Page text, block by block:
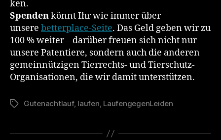
ken.
Spendenkönnt Ihr wie immer über
unsere betterplace-Seite. Das Geld geben wir zu
100 % weiter – darüber freuen sich nicht nur
unsere Patentiere, sondern auch die anderen
gemeinnützigen Tierrechts- und Tierschutz-
Organisationen, die wir damit unterstützen.
Schlagwörter
Gutenachtlauf, laufen LaufengegenLeiden